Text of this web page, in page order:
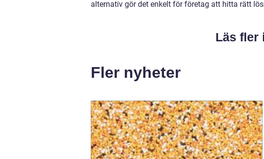
alternativ gör det enkelt för företag att hitta rätt
Läs fler
Fler nyheter